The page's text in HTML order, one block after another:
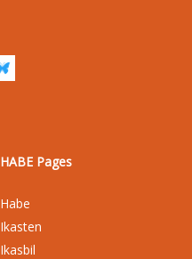
HABE Pages
Habe
Ikasten
Ikasbil